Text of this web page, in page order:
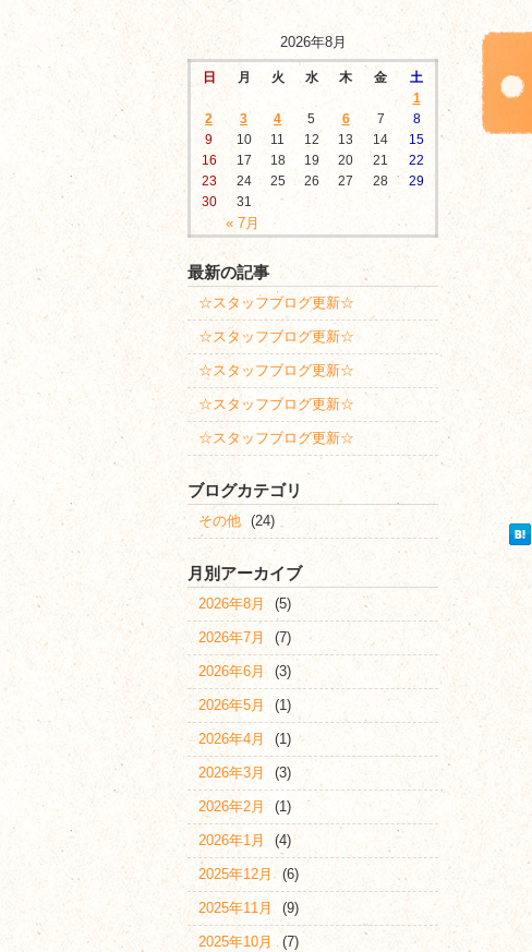
2026年8月
日 月 火 水 木 金 土
« 7月
1
2
3 4 5 6 7
8
9
10 11 12 13 14
15
16
17 18 19 20 21
22
23
24 25 26 27 28
29
30
31
最新の記事
☆スタッフブログ更新☆
☆スタッフブログ更新☆
☆スタッフブログ更新☆
☆スタッフブログ更新☆
☆スタッフブログ更新☆
ブログカテゴリ
その他 (24)
月別アーカイブ
2026年8月 (5)
2026年7月 (7)
2026年6月 (3)
2026年5月 (1)
2026年4月 (1)
2026年3月 (3)
2026年2月 (1)
2026年1月 (4)
2025年12月 (6)
2025年11月 (9)
2025年10月 (7)